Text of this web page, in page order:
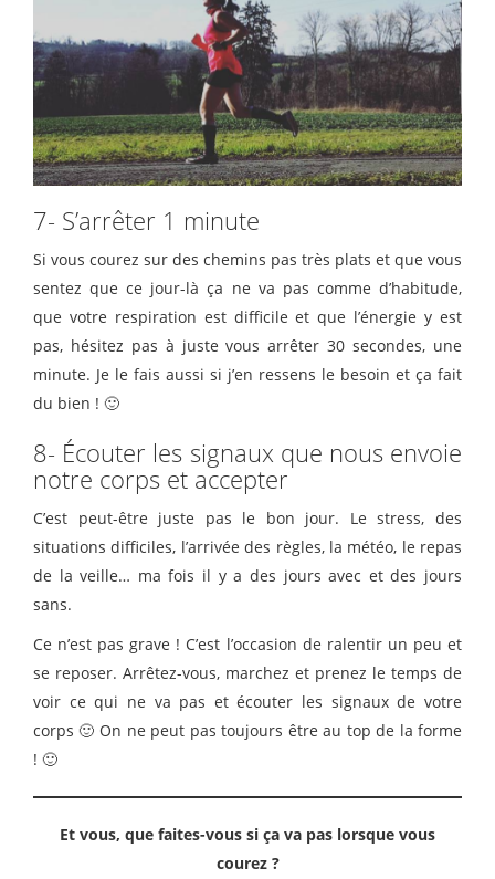
7- S’arrêter 1 minute
Si vous courez sur des chemins pas très plats et que vous
sentez que ce jour-là ça ne va pas comme d’habitude,
que votre respiration est difficile et que l’énergie y est
pas, hésitez pas à juste vous arrêter 30 secondes, une
minute. Je le fais aussi si j’en ressens le besoin et ça fait
du bien ! 🙂
8- Écouter les signaux que nous envoie
notre corps et accepter
C’est peut-être juste pas le bon jour. Le stress, des
situations difficiles, l’arrivée des règles, la météo, le repas
de la veille… ma fois il y a des jours avec et des jours
sans.
Ce n’est pas grave ! C’est l’occasion de ralentir un peu et
se reposer. Arrêtez-vous, marchez et prenez le temps de
voir ce qui ne va pas et écouter les signaux de votre
corps 🙂 On ne peut pas toujours être au top de la forme
! 🙂
Et vous, que faites-vous si ça va pas lorsque vous
courez ?